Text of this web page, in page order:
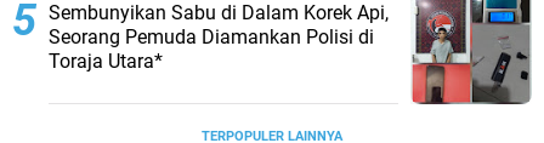
Sembunyikan Sabu di Dalam Korek Api,
Seorang Pemuda Diamankan Polisi di
Toraja Utara*
TERPOPULER LAINNYA